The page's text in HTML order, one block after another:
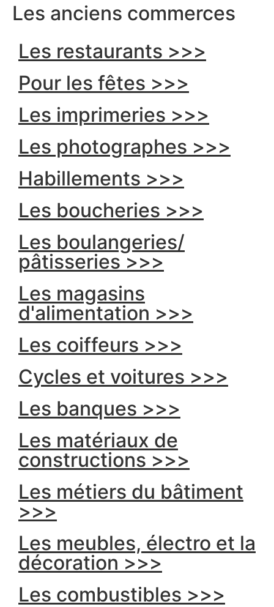
Les anciens commerces
Les restaurants >>>
Pour les fêtes >>>
Les imprimeries >>>
Les photographes >>>
Habillements >>>
Les boucheries >>>
Les boulangeries/
pâtisseries >>>
Les magasins
d'alimentation >>>
Les coiffeurs >>>
Cycles et voitures >>>
Les banques >>>
Les matériaux de
constructions >>>
Les métiers du bâtiment
>>>
Les meubles, électro et la
décoration >>>
Les combustibles >>>